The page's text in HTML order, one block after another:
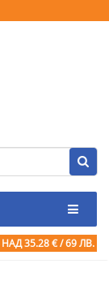
НАД 35.28 € / 69 ЛВ.